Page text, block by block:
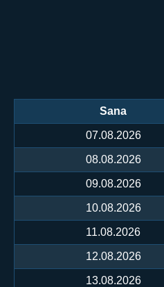
Sana
07.08.2026
08.08.2026
09.08.2026
10.08.2026
11.08.2026
12.08.2026
13.08.2026